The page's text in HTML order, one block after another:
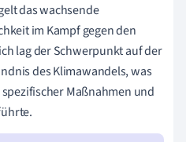
das wachsende
im Kampf gegen den
lag der Schwerpunkt auf der
des Klimawandels, was
Maßnahmen und